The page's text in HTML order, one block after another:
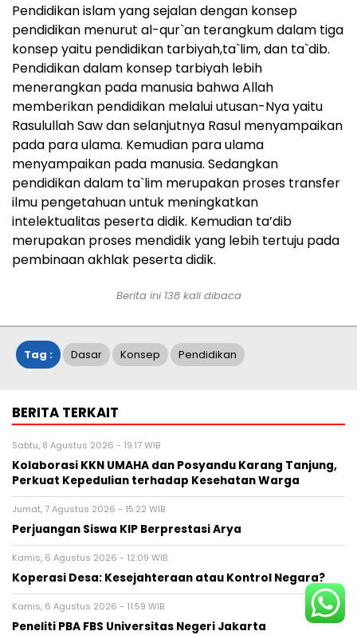
Pendidikan islam yang sejalan dengan konsep
pendidikan menurut al-qur`an terangkum dalam tiga
konsep yaitu pendidikan tarbiyah,ta`lim, dan ta`dib.
Pendidikan dalam konsep tarbiyah lebih
menerangkan pada manusia bahwa Allah
memberikan pendidikan melalui utusan-Nya yaitu
Rasulullah Saw dan selanjutnya Rasul menyampaikan
pada para ulama. Kemudian para ulama
menyampaikan pada manusia. Sedangkan
pendidikan dalam ta`lim merupakan proses transfer
ilmu pengetahuan untuk meningkatkan
intelektualitas peserta didik. Kemudian ta’dib
merupakan proses mendidik yang lebih tertuju pada
pembinaan akhlak peserta didik.
Berita ini 138kali dibaca
Tag : Dasar Konsep Pendidikan
BERITA TERKAIT
Sabtu, 8 Agustus 2026 - 19:17 WIB
Kolaborasi KKN UMAHA dan Posyandu Karang Tanjung,
Perkuat Kepedulian terhadap Kesehatan Warga
Jumat, 7 Agustus 2026 - 15:22 WIB
Perjuangan Siswa KIP Berprestasi Arya
Kamis, 6 Agustus 2026 - 12:09 WIB
Koperasi Desa: Kesejahteraan atau Kontrol Negara?
Kamis, 6 Agustus 2026 - 11:59 WIB
Peneliti PBA FBS Universitas Negeri Jakarta